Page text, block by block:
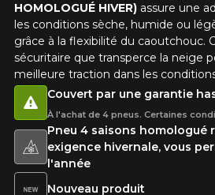
HOMOLOGUÉ HIVER) assure une
les conditions sèche, humide ou
grâce à la flexibilité du caoutchouc.
sécuritaire que transperce la neige
meilleure traction dans les
Pneu 4 saisons homologué
exigence hivernale, vous
l'année
Nouveau produit
Couvert par une garantie
À l'achat de 4 pneus. Certaines